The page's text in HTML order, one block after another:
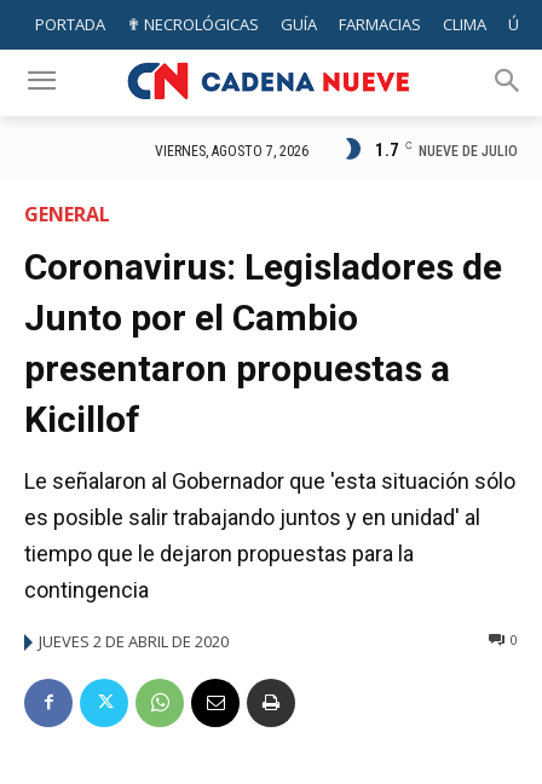
PORTADA ✟ NECROLÓGICAS GUÍA FARMACIAS CLIMA
VIERNES, AGOSTO 7, 2026 1.7 C NUEVE DE JULIO
GENERAL
Coronavirus: Legisladores de
Junto por el Cambio
presentaron propuestas a
Kicillof
Le señalaron al Gobernador que 'esta situación sólo
es posible salir trabajando juntos y en unidad' al
tiempo que le dejaron propuestas para la
contingencia
JUEVES 2 DE ABRIL DE 2020 0